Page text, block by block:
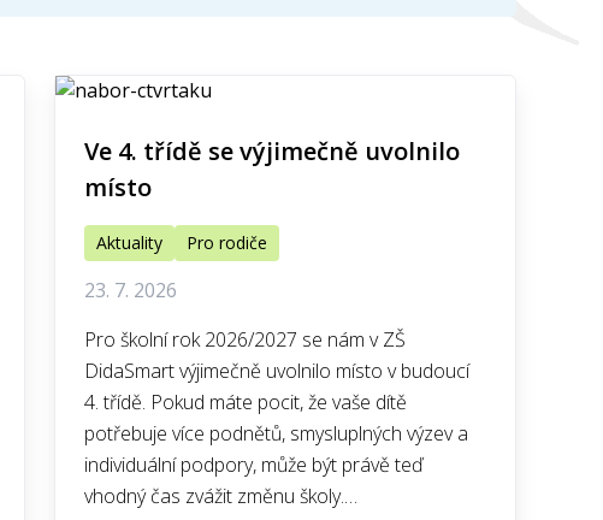
Ve 4. třídě se výjimečně uvolnilo
místo
Aktuality Pro rodiče
23. 7. 2026
Pro školní rok 2026/2027 se nám v ZŠ
DidaSmart výjimečně uvolnilo místo v budoucí
4. třídě. Pokud máte pocit, že vaše dítě
potřebuje více podnětů, smysluplných výzev a
individuální podpory, může být právě teď
vhodný čas zvážit změnu školy.…